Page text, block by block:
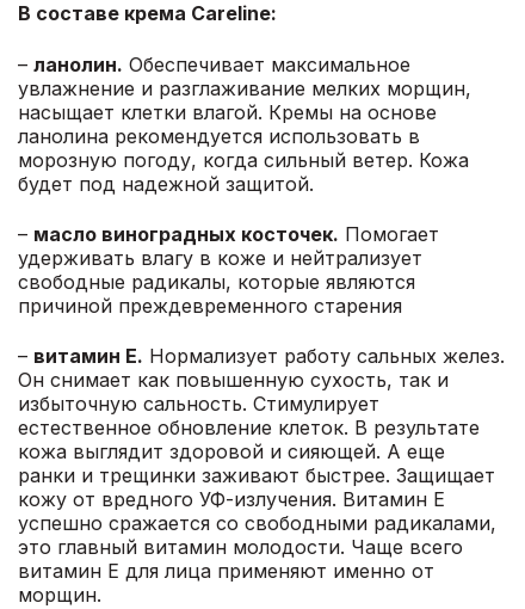
В составе крема Careline:
– ланолин. Обеспечивает максимальное
увлажнение и разглаживание мелких морщин,
насыщает клетки влагой. Кремы на основе
ланолина рекомендуется использовать в
морозную погоду, когда сильный ветер. Кожа
будет под надежной защитой.
– масло виноградных косточек. Помогает
удерживать влагу в коже и нейтрализует
свободные радикалы, которые являются
причиной преждевременного старения
– витамин Е. Нормализует работу сальных желез.
Он снимает как повышенную сухость, так и
избыточную сальность. Стимулирует
естественное обновление клеток. В результате
кожа выглядит здоровой и сияющей. А еще
ранки и трещинки заживают быстрее. Защищает
кожу от вредного УФ-излучения. Витамин Е
успешно сражается со свободными радикалами,
это главный витамин молодости. Чаще всего
витамин Е для лица применяют именно от
морщин.